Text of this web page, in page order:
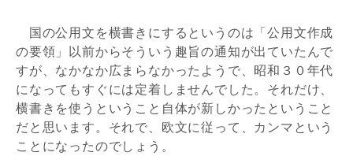
国の公用文を横書きにするというのは「公用文作成
の要領」以前からそういう趣旨の通知が出ていたんで
すが、なかなか広まらなかったようで、昭和３０年代
になってもすぐには定着しませんでした。それだけ、
横書きを使うということ自体が新しかったということ
だと思います。それで、欧文に従って、カンマという
ことになったのでしょう。